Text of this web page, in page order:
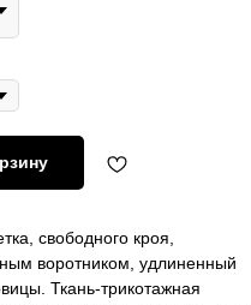
свободного кроя,
воротником, удлиненный
Ткань-трикотажная